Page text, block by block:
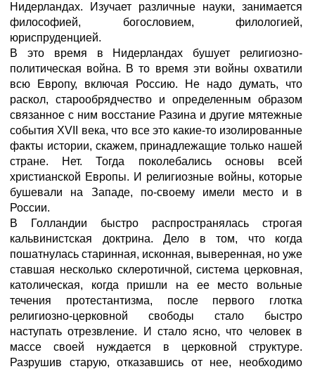
Нидерландах. Изучает различные науки, занимается
философией, богословием, филологией,
юриспруденцией.
В это время в Нидерландах бушует религиозно-
политическая война. В то время эти войны охватили
всю Европу, включая Россию. Не надо думать, что
раскол, старообрядчество и определенным образом
связанное с ним восстание Разина и другие мятежные
события XVII века, что все это какие-то изолированные
факты истории, скажем, принадлежащие только нашей
стране. Нет. Тогда поколебались основы всей
христианской Европы. И религиозные войны, которые
бушевали на Западе, по-своему имели место и в
России.
В Голландии быстро распространялась строгая
кальвинистская доктрина. Дело в том, что когда
пошатнулась старинная, исконная, выверенная, но уже
ставшая несколько склеротичной, система церковная,
католическая, когда пришли на ее место вольные
течения протестантизма, после первого глотка
религиозно-церковной свободы стало быстро
наступать отрезвление. И стало ясно, что человек в
массе своей нуждается в церковной структуре.
Разрушив старую, отказавшись от нее, необходимо